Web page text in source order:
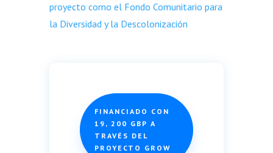
proyecto como el Fondo Comunitario para
la Diversidad y la Descolonización
FINANCIADO CON
19, 200 GBP A
TRAVÉS DEL
PROYECTO GROW